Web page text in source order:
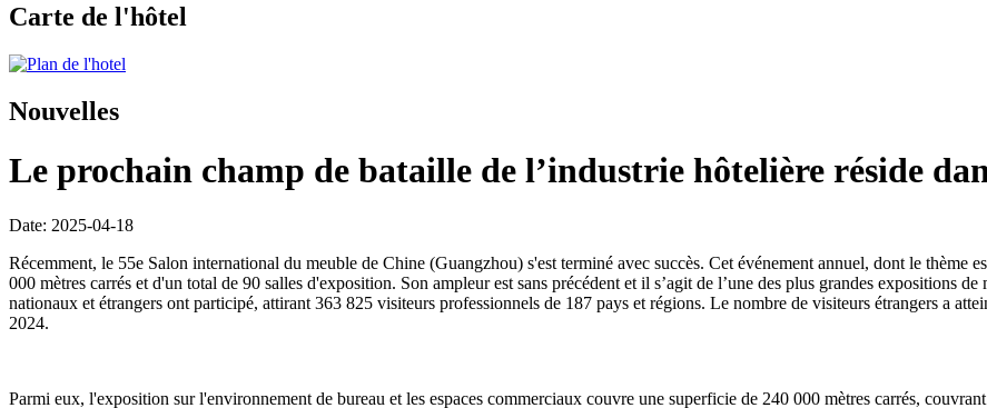
Carte de l'hôtel
Nouvelles
Le prochain champ de bataille de l’industrie hôtelière réside
Date: 2025-04-18
Récemment, le 55e Salon international du meuble de Chine (Guangzhou) s'est terminé avec succès. Cet événement annuel, dont le
000 mètres carrés et d'un total de 90 salles d'exposition. Son ampleur est sans précédent et il s’agit de l’une des plus grandes expositions
nationaux et étrangers ont participé, attirant 363 825 visiteurs professionnels de 187 pays et régions. Le nombre de visiteurs étrangers a
2024.
Parmi eux, l'exposition sur l'environnement de bureau et les espaces commerciaux couvre une superficie de 240 000 mètres carrés,